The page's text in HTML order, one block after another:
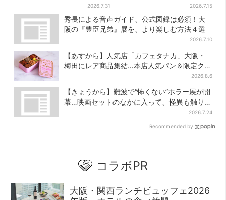
がアンバサダーに…グループ
楽曲ともシンクロ
2026.7.31
定商品ずらり…ラスト賞は巨
大ルームライト
2026.7.15
秀長による音声ガイド、公式図録は必須！大
阪の『豊臣兄弟』展を、より楽しむ方法４選
2026.7.10
【あすから】人気店「カフェタナカ」大阪・
梅田にレア商品集結…本店人気パン＆限定クッ
2026.8.6
【きょうから】難波で“怖くない”ホラー展が開
幕…映画セットのなかに入って、怪異も触り放
2026.7.24
Recommended by
コラボPR
大阪・関西ランチビュッフェ2026